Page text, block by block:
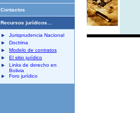
Contactos
Recursos jurídicos…
Jurisprudencia Nacional
Doctrina
Modelo de contratos
El sitio jurídico
Links de derecho en
Bolivia
Foro jurídico